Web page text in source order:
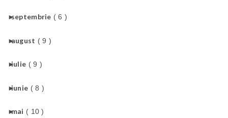
►
septembrie ( 6 )
►
august ( 9 )
►
iulie ( 9 )
►
iunie ( 8 )
►
mai ( 10 )